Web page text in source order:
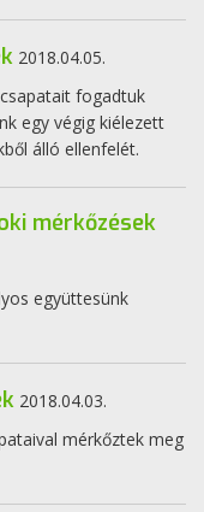
2018.04.05.
fogadtuk
egy végig kiélezett
álló ellenfelét.
mérkőzések
együttesünk
2018.04.03.
mérkőztek meg